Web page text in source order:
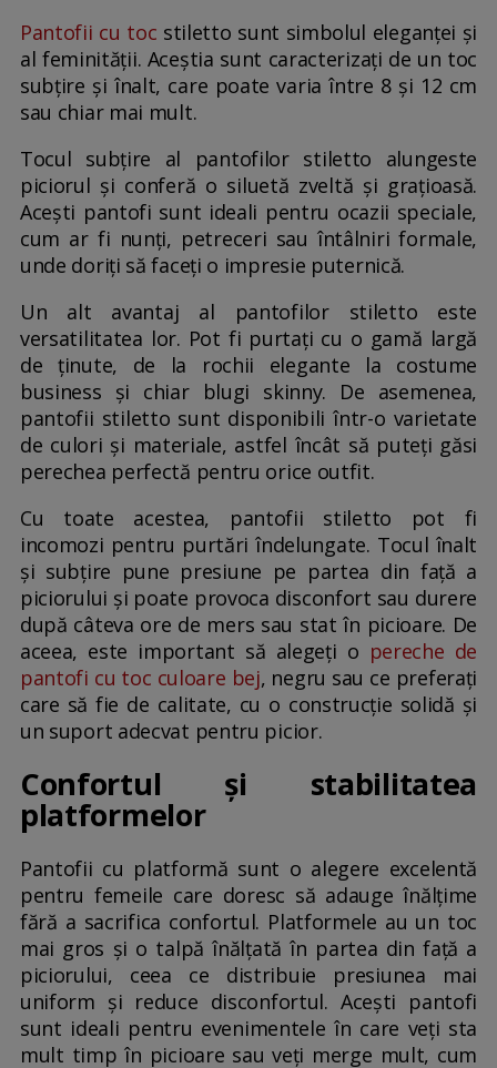
Pantofii cu toc stiletto sunt simbolul eleganței și
al feminității. Aceștia sunt caracterizați de un toc
subțire și înalt, care poate varia între 8 și 12 cm
sau chiar mai mult.
Tocul subțire al pantofilor stiletto alungeste
piciorul și conferă o siluetă zveltă și grațioasă.
Acești pantofi sunt ideali pentru ocazii speciale,
cum ar fi nunți, petreceri sau întâlniri formale,
unde doriți să faceți o impresie puternică.
Un alt avantaj al pantofilor stiletto este
versatilitatea lor. Pot fi purtați cu o gamă largă
de ținute, de la rochii elegante la costume
business și chiar blugi skinny. De asemenea,
pantofii stiletto sunt disponibili într-o varietate
de culori și materiale, astfel încât să puteți găsi
perechea perfectă pentru orice outfit.
Cu toate acestea, pantofii stiletto pot fi
incomozi pentru purtări îndelungate. Tocul înalt
și subțire pune presiune pe partea din față a
piciorului și poate provoca disconfort sau durere
după câteva ore de mers sau stat în picioare. De
aceea, este important să alegeți o pereche de
pantofi cu toc culoare bej, negru sau ce preferați
care să fie de calitate, cu o construcție solidă și
un suport adecvat pentru picior.
Confortul și stabilitatea
platformelor
Pantofii cu platformă sunt o alegere excelentă
pentru femeile care doresc să adauge înălțime
fără a sacrifica confortul. Platformele au un toc
mai gros și o talpă înălțată în partea din față a
piciorului, ceea ce distribuie presiunea mai
uniform și reduce disconfortul. Acești pantofi
sunt ideali pentru evenimentele în care veți sta
mult timp în picioare sau veți merge mult, cum